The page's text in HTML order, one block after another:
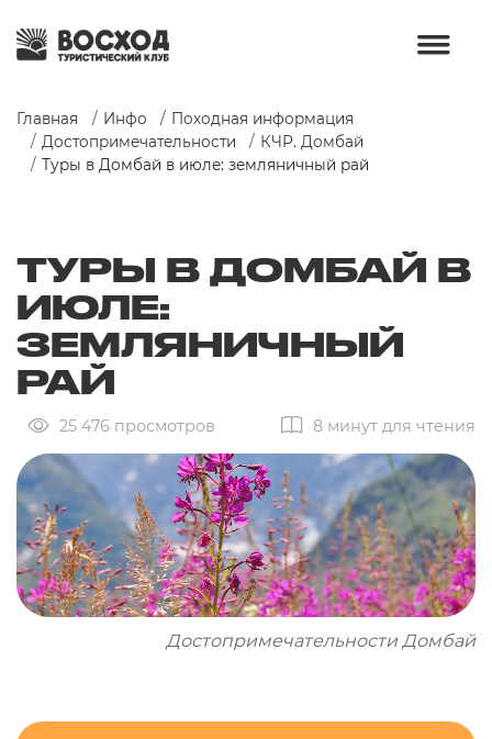
Главная Инфо
Походная информация
Достопримечательности
КЧР. Домбай
Туры в Домбай в июле: земляничный рай
ТУРЫ В ДОМБАЙ В
ИЮЛЕ:
ЗЕМЛЯНИЧНЫЙ
РАЙ
25 476 просмотров 8 минут для чтения
Достопримечательности Домбай